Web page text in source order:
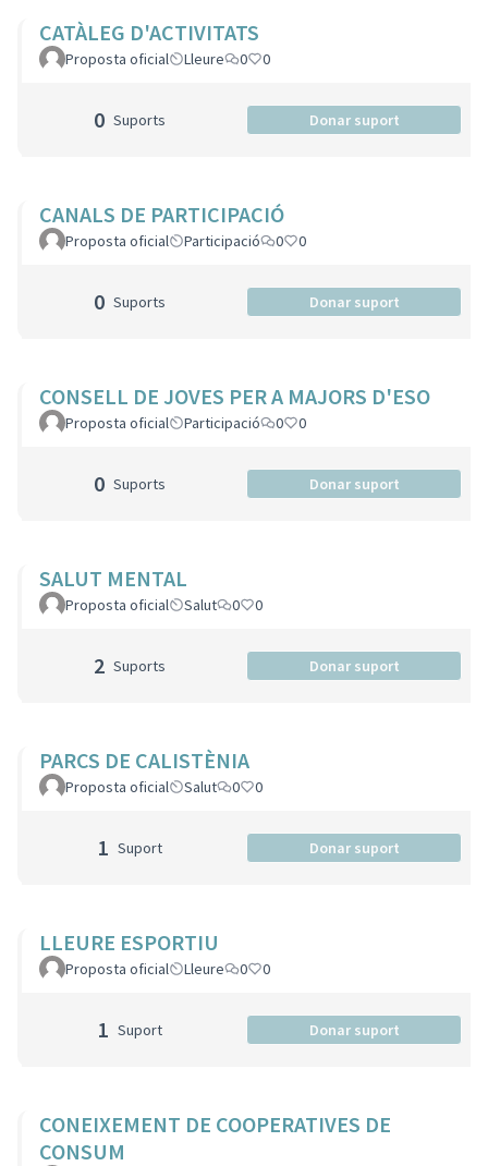
CATÀLEG D'ACTIVITATS
Proposta oficial Lleure 0 0
0 Suports Donar suport
CANALS DE PARTICIPACIÓ
Proposta oficial Participació 0 0
0 Suports Donar suport
CONSELL DE JOVES PER A MAJORS D'ESO
Proposta oficial Participació 0 0
0 Suports Donar suport
SALUT MENTAL
Proposta oficial Salut 0 0
2 Suports Donar suport
PARCS DE CALISTÈNIA
Proposta oficial Salut 0 0
1 Suport Donar suport
LLEURE ESPORTIU
Proposta oficial Lleure 0 0
1 Suport Donar suport
CONEIXEMENT DE COOPERATIVES DE
CONSUM